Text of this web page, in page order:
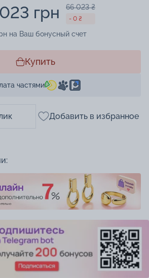
грн 66 023 ₴
- 0 ₴
на Ваш бонусный счет
Купить
частями
Добавить в избранное